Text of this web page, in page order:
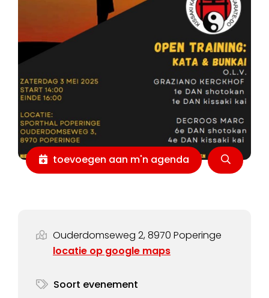
toevoegen aan m'n agenda
Ouderdomseweg 2, 8970 Poperinge
locatie op google maps
Soort evenement